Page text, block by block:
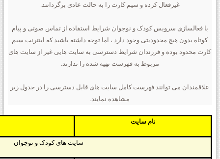
غیرفعال کرده و سیم کارت را به حالت عادی برگردانند.
با فعالسازی سرویس کودک و نوجوان شرایط استفاده از تماس صوتی و پیام
کوتاه بدون هیچ محدودیتی وجود دارد ، اما توجه داشته باشید که اینترنت سیم
کارت محدود بوده و فرزندان شرایط دسترسی به سایت هایی غیر از سایت های
مربوط به فهرست تهیه شده را ندارند.
علاقمندان می توانند فهرست کامل سایت های قابل دسترسی را در جدول زیر
مشاهده نمایند.
نام سایت
سایت های کودک و نوجوان